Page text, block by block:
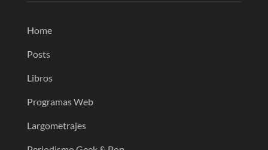
Home
Posts
Libros
Programas Web
Largometrajes